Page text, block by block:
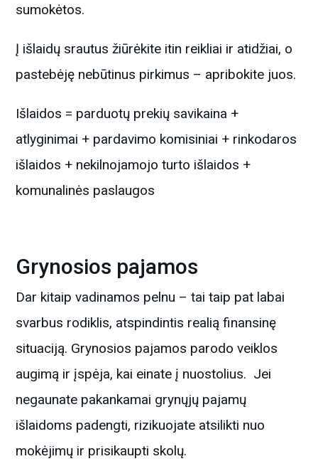
sumokėtos.
Į išlaidų srautus žiūrėkite itin reikliai ir atidžiai, o
pastebėję nebūtinus pirkimus – apribokite juos.
Išlaidos = parduotų prekių savikaina +
atlyginimai + pardavimo komisiniai + rinkodaros
išlaidos + nekilnojamojo turto išlaidos +
komunalinės paslaugos
Grynosios pajamos
Dar kitaip vadinamos pelnu – tai taip pat labai
svarbus rodiklis, atspindintis realią finansinę
situaciją. Grynosios pajamos parodo veiklos
augimą ir įspėja, kai einate į nuostolius. Jei
negaunate pakankamai grynųjų pajamų
išlaidoms padengti, rizikuojate atsilikti nuo
mokėjimų ir prisikaupti skolų.